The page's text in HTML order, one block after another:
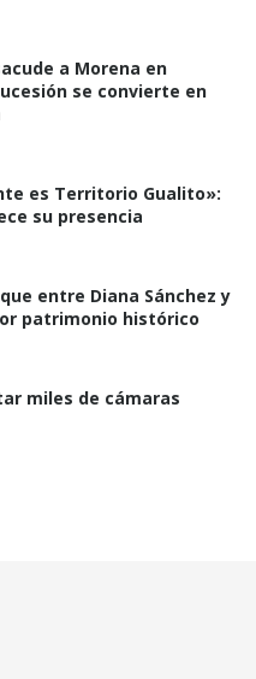
a Morena en
se convierte en
es Territorio Gualito»:
su presencia
entre Diana Sánchez y
patrimonio histórico
miles de cámaras